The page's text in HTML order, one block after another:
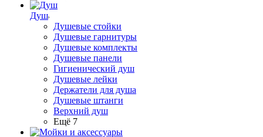
Душ
Душевые стойки
Душевые гарнитуры
Душевые комплекты
Душевые панели
Гигиенический душ
Душевые лейки
Держатели для душа
Душевые штанги
Верхний душ
Ещё 7